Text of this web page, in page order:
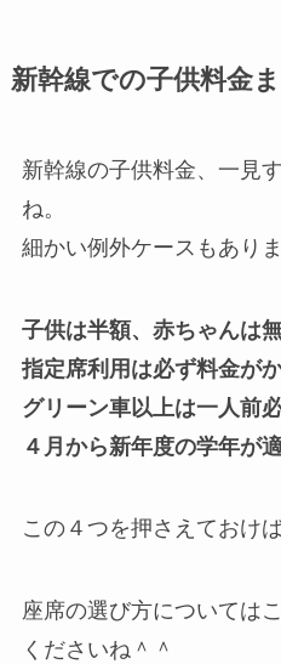
新幹線での子供料金
新幹線の子供料金、一見
ね。
細かい例外ケースもありま
子供は半額、赤ちゃんは
指定席利用は必ず料金が
グリーン車以上は一人前
４月から新年度の学年が
この４つを押さえておけ
座席の選び方については
くださいね＾＾